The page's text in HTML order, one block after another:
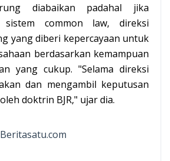
diabaikan padahal jika
common law, direksi
yang diberi kepercayaan untuk
berdasarkan kemampuan
yang cukup. "Selama direksi
dan mengambil keputusan
doktrin BJR," ujar dia.
Beritasatu.com